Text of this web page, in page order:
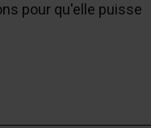
pour qu'elle puisse